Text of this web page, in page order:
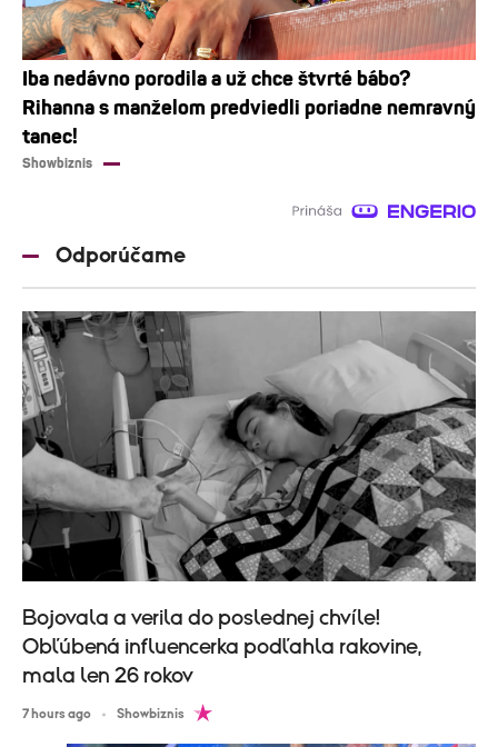
Iba nedávno porodila a už chce štvrté bábo?
Rihanna s manželom predviedli poriadne nemravný
tanec!
Showbiznis
Odporúčame
Bojovala a verila do poslednej chvíle!
Obľúbená influencerka podľahla rakovine,
mala len 26 rokov
7 hours ago Showbiznis